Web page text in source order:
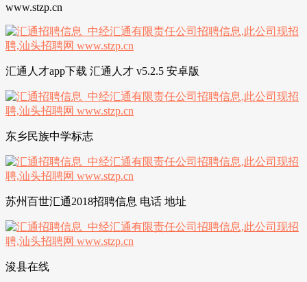
www.stzp.cn
汇通人才app下载 汇通人才 v5.2.5 安卓版
东乡民族中学标志
苏州百世汇通2018招聘信息 电话 地址
浚县在线